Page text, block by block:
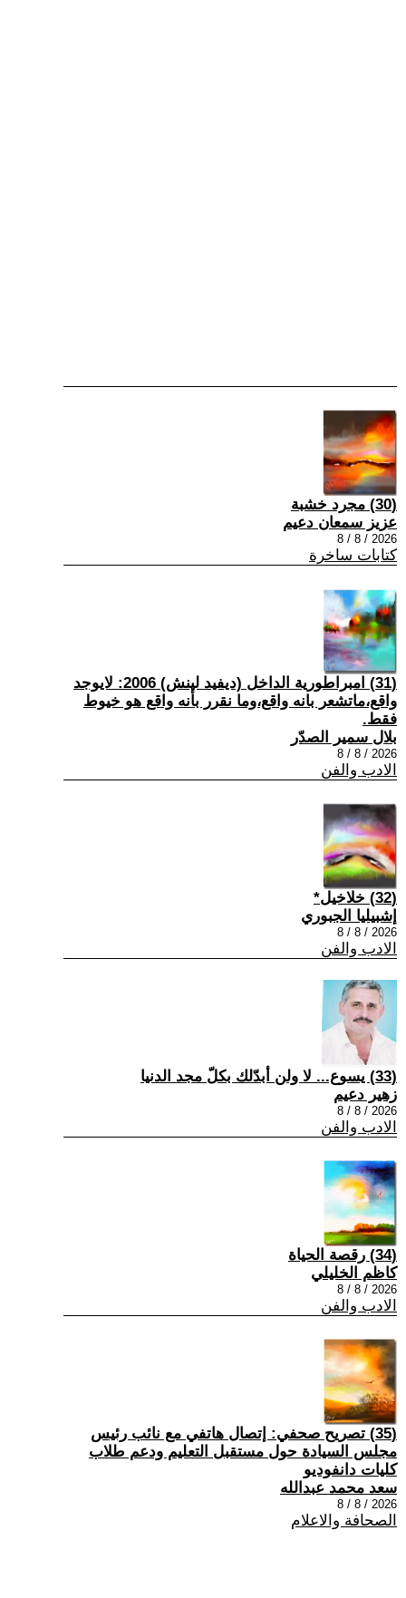
(30) مجرد خشبة
عزيز سمعان دعيم
2026 / 8 / 8
كتابات ساخرة
(31) امبراطورية الداخل (ديفيد لينش) 2006: لايوجد
واقع،ماتشعر بانه واقع،وما نقرر بأنه واقع هو خيوط
فقط.
بلال سمير الصدّر
2026 / 8 / 8
الادب والفن
(32) خلاخيل*
إشبيليا الجبوري
2026 / 8 / 8
الادب والفن
(33) يسوع... لا ولن أبدّلك بكلّ مجد الدنيا
زهير دعيم
2026 / 8 / 8
الادب والفن
(34) رقصة الحياة
كاظم الخليلي
2026 / 8 / 8
الادب والفن
(35) تصريح صحفي: إتصال هاتفي مع نائب رئيس
مجلس السيادة حول مستقبل التعليم ودعم طلاب
كليات دانفوديو
سعد محمد عبدالله
2026 / 8 / 8
الصحافة والاعلام